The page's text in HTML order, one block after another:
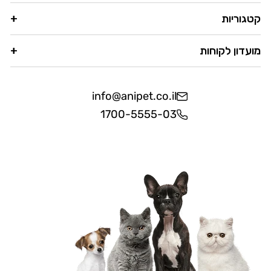
קטגוריות
מועדון לקוחות
info@anipet.co.il
1700-5555-03